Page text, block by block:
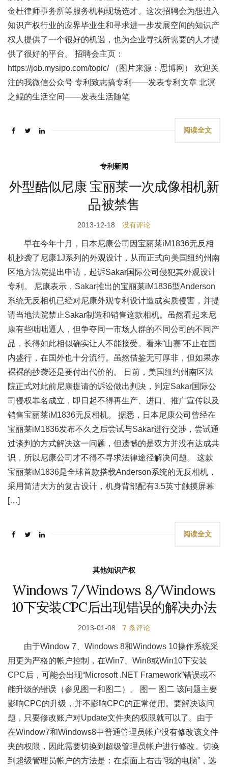
金杜律师事务所等服务机构现场选才。这次招聘会为想进入
知识产权行业的应界毕业生和寻求进一步发展空间的知识产
权人提供了一个很好的机遇，也为企业寻找所需要的人才提
供了很好的平台。 招聘会主页：
https://job.mysipo.com/topic/ （图片来源：思博网） 欢迎关
注的我微信公众号 专利致志搞专利——发表专利文章 北溟
之鲲的生活空间——发表生活随笔
阅读全文
专利新闻
外型酷似尼康 宝丽莱一次成像相机新
品被禁售
2013-12-18 没有评论
早在今年十月，日本尼康公司因宝丽莱iM1836无反相
机抄袭了尼康1J系列的外观设计，从而正式向美国纽约州南
区地方法院提出申请，起诉Sakar国际公司侵犯其外观设计
专利。 尼康表示，Sakar推出的宝丽莱iM1836型Anderson
系统无反相机已经对尼康外观专利设计造成实质侵害，并提
请当地法院禁止Sakar制造和销售这款相机。虽然看起来尼
康有些咄咄逼人，但争夺同一市场人群的不同公司的不同产
品，长得如此相似确实让人不能接受。看来“山寨”不止在国
内盛行，在国外也十分流行。虽然借鉴无可厚非，但如果赤
裸裸的抄袭还是要付出代价的。 日前，美国纽约州南区法
院正式对此前尼康提请的诉讼做出判决，判定Sakar国际公
司侵权罪名成立，即日起不得再生产、进口、推广宣传以及
销售宝丽莱iM1836无反相机。 据悉，日本尼康公司曾经在
宝丽莱iM1836发布不久之后尝试与Sakar进行交涉，尝试通
过谈判的方式解决这一问题，但遗憾的是双方并没有达成共
识，所以尼康公司才不得不寻求法律途径解决问题。 这款
宝丽莱iM1836是全球首款搭载Anderson系统的无反相机，
采用简洁大方的复古设计，机身背部配有3.5英寸触摸屏幕
[…]
阅读全文
其他知识产权
Windows 7/Windows 8/Windows
10下安装CPC后出现错误的解决办法
2013-01-08 7 条评论
由于Window 7、Windows 8和Windows 10操作系统采
用更为严格的帐户控制，在Win7、Win8或Win10下安装
CPC后，可能会出现“Microsoft .NET Framework”错误或不
能升级的错误（参见图一和图二）。 图一 图二 该问题主要
影响CPC的升级，并不影响CPC的正常使用。要解决该问
题，只要修改账户对Update文件夹的权限就可以了。由于
在Window7和Windows8中普通管理员帐户没有修改该文件
夹的权限，因此需要切换到超级管理员帐户进行修改。切换
到超级管理员帐户的方法是：在桌面上右击“我的电脑”，选